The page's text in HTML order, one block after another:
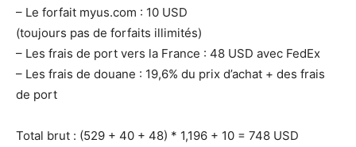
– Le forfait myus.com : 10 USD
(toujours pas de forfaits illimités)
– Les frais de port vers la France : 48 USD avec FedEx
– Les frais de douane : 19,6% du prix d’achat + des frais
de port
Total brut : (529 + 40 + 48) * 1,196 + 10 = 748 USD